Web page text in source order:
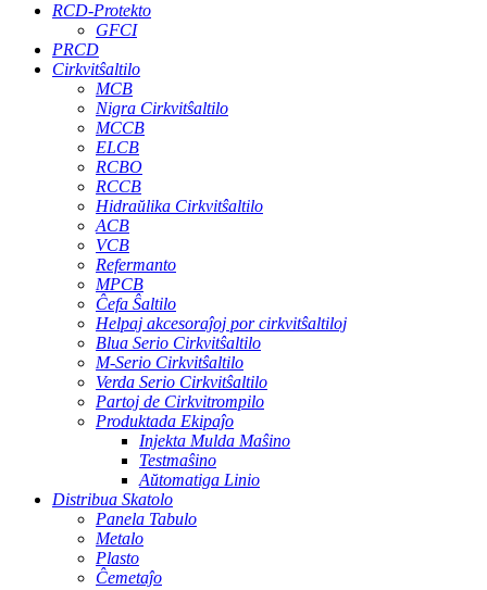
RCD-Protekto
GFCI
PRCD
Cirkvitŝaltilo
MCB
Nigra Cirkvitŝaltilo
MCCB
ELCB
RCBO
RCCB
Hidraŭlika Cirkvitŝaltilo
ACB
VCB
Refermanto
MPCB
Ĉefa Ŝaltilo
Helpaj akcesoraĵoj por cirkvitŝaltiloj
Blua Serio Cirkvitŝaltilo
M-Serio Cirkvitŝaltilo
Verda Serio Cirkvitŝaltilo
Partoj de Cirkvitrompilo
Produktada Ekipaĵo
Injekta Mulda Maŝino
Testmaŝino
Aŭtomatiga Linio
Distribua Skatolo
Panela Tabulo
Metalo
Plasto
Ĉemetaĵo